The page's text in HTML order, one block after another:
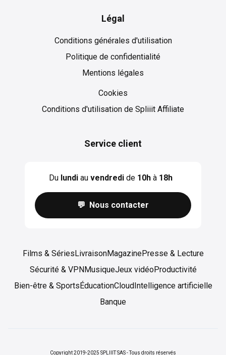
Légal
Conditions générales d'utilisation
Politique de confidentialité
Mentions légales
Cookies
Cookies
Conditions d'utilisation de Spliiit Affiliate
Service client
Du lundiau vendredide 10hà 18h
💬 Nous contacter
Films & Séries LivraisonMagazinePresse & Lecture
Sécurité & VPN MusiqueJeux vidéoProductivité
Bien-être & Sports ÉducationCloud Intelligence artificielle
Banque
Copyright 2019-2025 SPLIIIT SAS - Tous droits réservés